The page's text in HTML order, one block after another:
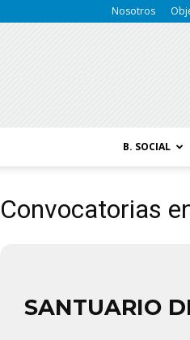
Nosotros
B. SOCIAL
Convocatorias
SANTUARIO